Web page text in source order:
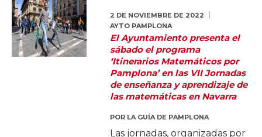
2 DE NOVIEMBRE DE 2022
AYTO PAMPLONA
El Ayuntamiento presenta el
sábado el programa
‘Itinerarios Matemáticos por
Pamplona’ en las VII Jornadas
de enseñanza y aprendizaje de
las matemáticas en Navarra
POR LA GUÍA DE PAMPLONA
Las jornadas, organizadas por